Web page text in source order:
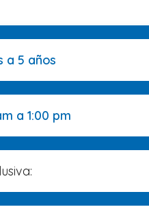
a 5 años
a 1:00 pm